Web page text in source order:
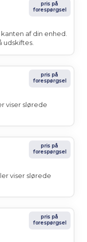
pris på
forespørgsel
af din enhed.
pris på
forespørgsel
viser slørede
pris på
forespørgsel
viser slørede
pris på
forespørgsel